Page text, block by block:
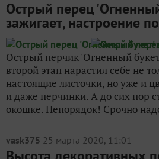
Острый перец
зажигает, настроение
Острый перчик 'Огненный
второй этап нарастил себе не
настоящие листочки, но уже и
и даже перчинки. А до сих пор
окошке. Непорядок! Срочно
vask375 25 марта 2020, 11:01